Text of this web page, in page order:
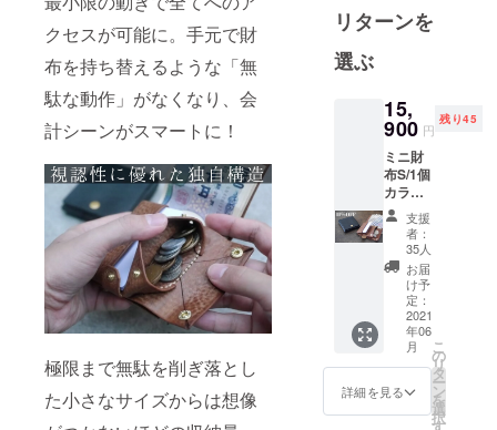
クセスが可能に。手元で財
布を持ち替えるような「無
駄な動作」がなくなり、会
計シーンがスマートに！
極限まで無駄を削ぎ落とし
た小さなサイズからは想像
「一時的な
流行ではな
く、普遍的
をテーマ
に、自分に
しか出せな
い世界観を
日々模索し
ながら活動
しておりま
企画、デザ
イン、製作
まで一貫し
て一人での
活動となり
リターンを
選ぶ
15,
900 円
残り45
ミニ財
布S/1個
カラー
はブ
ラック
orブラ
ウン、
右利き
仕様、
左利き
仕様か
らお選
びくだ
さい。
【販売
支援
者：
35人
お届
け予
定：
2021
年06
月
詳細を見る
こ
の
リ
タ
ー
ン
を
選
択